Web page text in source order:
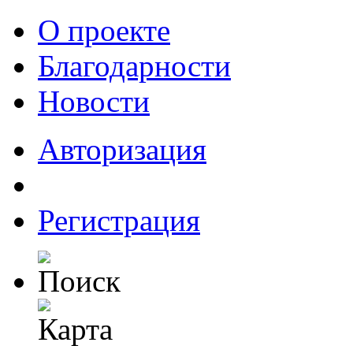
О проекте
Благодарности
Новости
Авторизация
Регистрация